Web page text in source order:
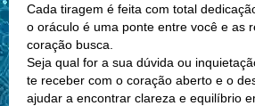
Cada tiragem é feita com total
o oráculo é uma ponte entre você e as
coração busca.
Seja qual for a sua dúvida ou
te receber com o coração aberto e o
ajudar a encontrar clareza e equilíbrio